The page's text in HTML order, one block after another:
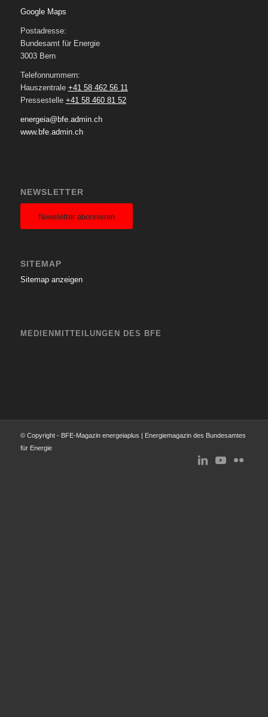
Google Maps
Postadresse:
Bundesamt für Energie
3003 Bern
Telefonnummern:
Hauszentrale +41 58 462 56 11
Pressestelle +41 58 460 81 52
energeia@bfe.admin.ch
www.bfe.admin.ch
NEWSLETTER
Newsletter abonnieren
SITEMAP
Sitemap anzeigen
MEDIENMITTEILUNGEN DES BFE
© Copyright - BFE-Magazin energeiaplus | Energiemagazin des Bundesamtes
für Energie